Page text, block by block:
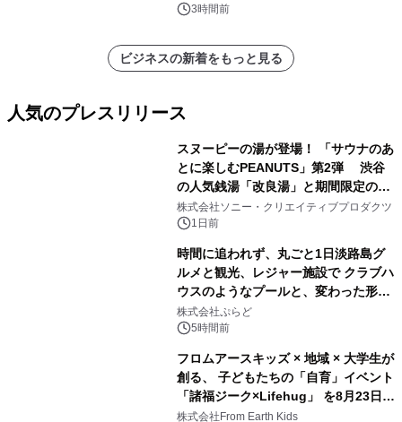
3時間前
ビジネスの新着をもっと見る
人気のプレスリリース
スヌーピーの湯が登場！ 「サウナのあ
とに楽しむPEANUTS」第2弾 渋谷
の人気銭湯「改良湯」と期間限定のコ
ラボレーション サウナイキタイコラ
ボグッズも発売決定！
株式会社ソニー・クリエイティブプロダクツ
1日前
時間に追われず、丸ごと1日淡路島グ
ルメと観光、レジャー施設で クラブハ
ウスのようなプールと、変わった形の
サウナも 「THE BOXY AWAJI」のお
得な素泊まり連泊プランで
株式会社ぷらど
5時間前
フロムアースキッズ × 地域 × 大学生が
創る、 子どもたちの「自育」イベント
「諸福ジーク×Lifehug」 を8月23日
(日)開催
株式会社From Earth Kids